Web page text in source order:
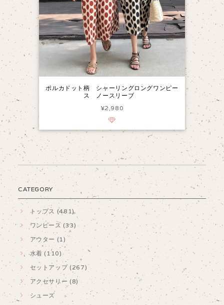
ポルカドット柄 シャーリングロングワンピー
ス ノースリーブ
¥2,980
CATEGORY
トップス (481)
ワンピース (33)
アウター (1)
水着 (110)
セットアップ (267)
アクセサリー (8)
シューズ